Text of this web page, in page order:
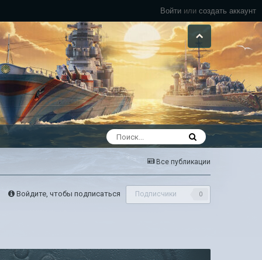
Войти или создать аккаунт
Все публикации
Войдите, чтобы подписаться Подписчики 0